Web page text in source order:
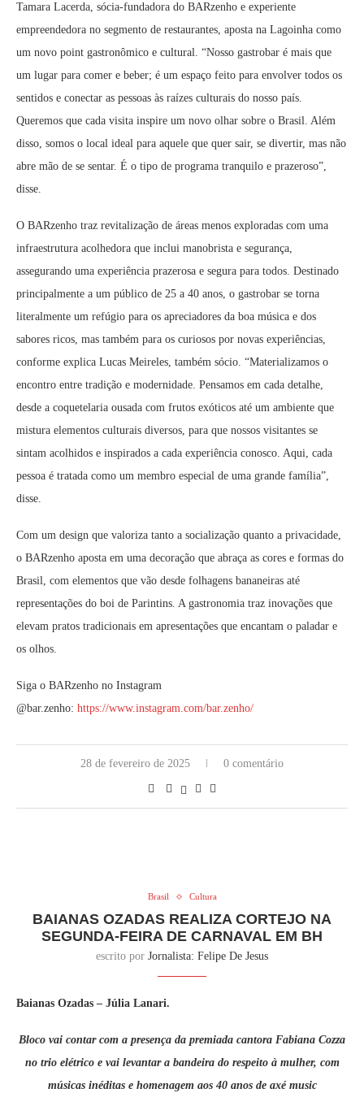
Tamara Lacerda, sócia-fundadora do BARzenho e experiente
empreendedora no segmento de restaurantes, aposta na Lagoinha como
um novo point gastronômico e cultural. “Nosso gastrobar é mais que
um lugar para comer e beber; é um espaço feito para envolver todos os
sentidos e conectar as pessoas às raízes culturais do nosso país.
Queremos que cada visita inspire um novo olhar sobre o Brasil. Além
disso, somos o local ideal para aquele que quer sair, se divertir, mas não
abre mão de se sentar. É o tipo de programa tranquilo e prazeroso”,
disse.
O BARzenho traz revitalização de áreas menos exploradas com uma
infraestrutura acolhedora que inclui manobrista e segurança,
assegurando uma experiência prazerosa e segura para todos. Destinado
principalmente a um público de 25 a 40 anos, o gastrobar se torna
literalmente um refúgio para os apreciadores da boa música e dos
sabores ricos, mas também para os curiosos por novas experiências,
conforme explica Lucas Meireles, também sócio. “Materializamos o
encontro entre tradição e modernidade. Pensamos em cada detalhe,
desde a coquetelaria ousada com frutos exóticos até um ambiente que
mistura elementos culturais diversos, para que nossos visitantes se
sintam acolhidos e inspirados a cada experiência conosco. Aqui, cada
pessoa é tratada como um membro especial de uma grande família”,
disse.
Com um design que valoriza tanto a socialização quanto a privacidade,
o BARzenho aposta em uma decoração que abraça as cores e formas do
Brasil, com elementos que vão desde folhagens bananeiras até
representações do boi de Parintins. A gastronomia traz inovações que
elevam pratos tradicionais em apresentações que encantam o paladar e
os olhos.
Siga o BARzenho no Instagram
@bar.zenho: https://www.instagram.com/bar.zenho/
28 de fevereiro de 2025 0 comentário
Brasil Cultura
BAIANAS OZADAS REALIZA CORTEJO NA
SEGUNDA-FEIRA DE CARNAVAL EM BH
escrito por Jornalista: Felipe De Jesus
Baianas Ozadas – Júlia Lanari.
Bloco vai contar com a presença da premiada cantora Fabiana Cozza
no trio elétrico e vai levantar a bandeira do respeito à mulher, com
músicas inéditas e homenagem aos 40 anos de axé music